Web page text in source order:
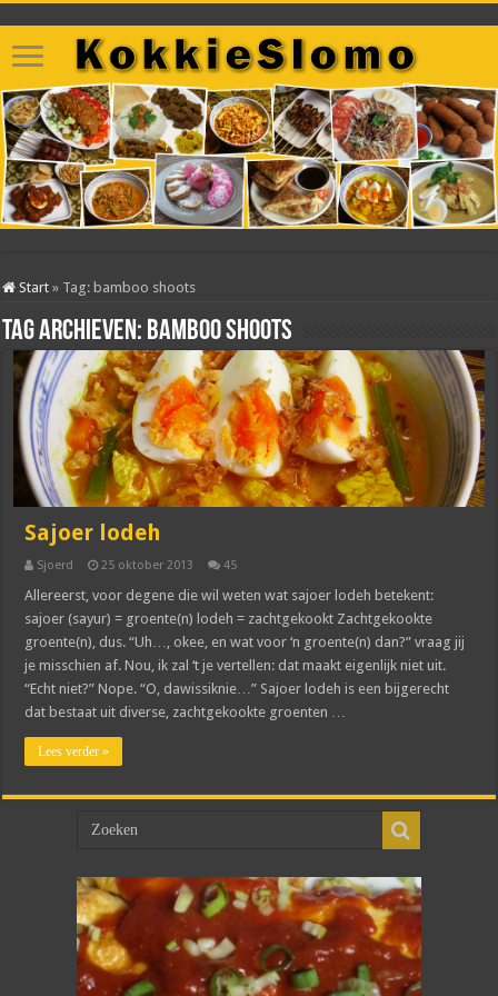
Start » Tag:bamboo shoots
Tag archieven: bamboo shoots
Sajoer lodeh
Sjoerd 25 oktober 2013 45
Allereerst, voor degene die wil weten wat sajoer lodeh betekent:
sajoer (sayur) = groente(n) lodeh = zachtgekookt Zachtgekookte
groente(n), dus. “Uh…, okee, en wat voor ‘n groente(n) dan?” vraag jij
je misschien af. Nou, ik zal ‘t je vertellen: dat maakt eigenlijk niet uit.
“Echt niet?” Nope. “O, dawissiknie…” Sajoer lodeh is een bijgerecht
dat bestaat uit diverse, zachtgekookte groenten …
Lees verder »